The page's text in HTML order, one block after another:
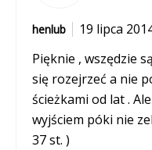
henlub
19 lipca
Pięknie , wszędzie
się rozejrzeć a nie
ścieżkami od lat .
wyjściem póki nie
37 st. )